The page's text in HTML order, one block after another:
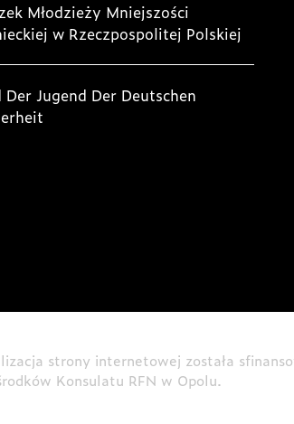
Młodzieży Mniejszości
w Rzeczpospolitej Polskiej
Der Jugend Der Deutschen
strony internetowej została
Konsulatu RFN w Opolu.